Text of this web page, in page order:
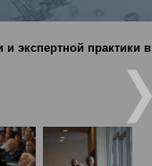
экспертной практики в